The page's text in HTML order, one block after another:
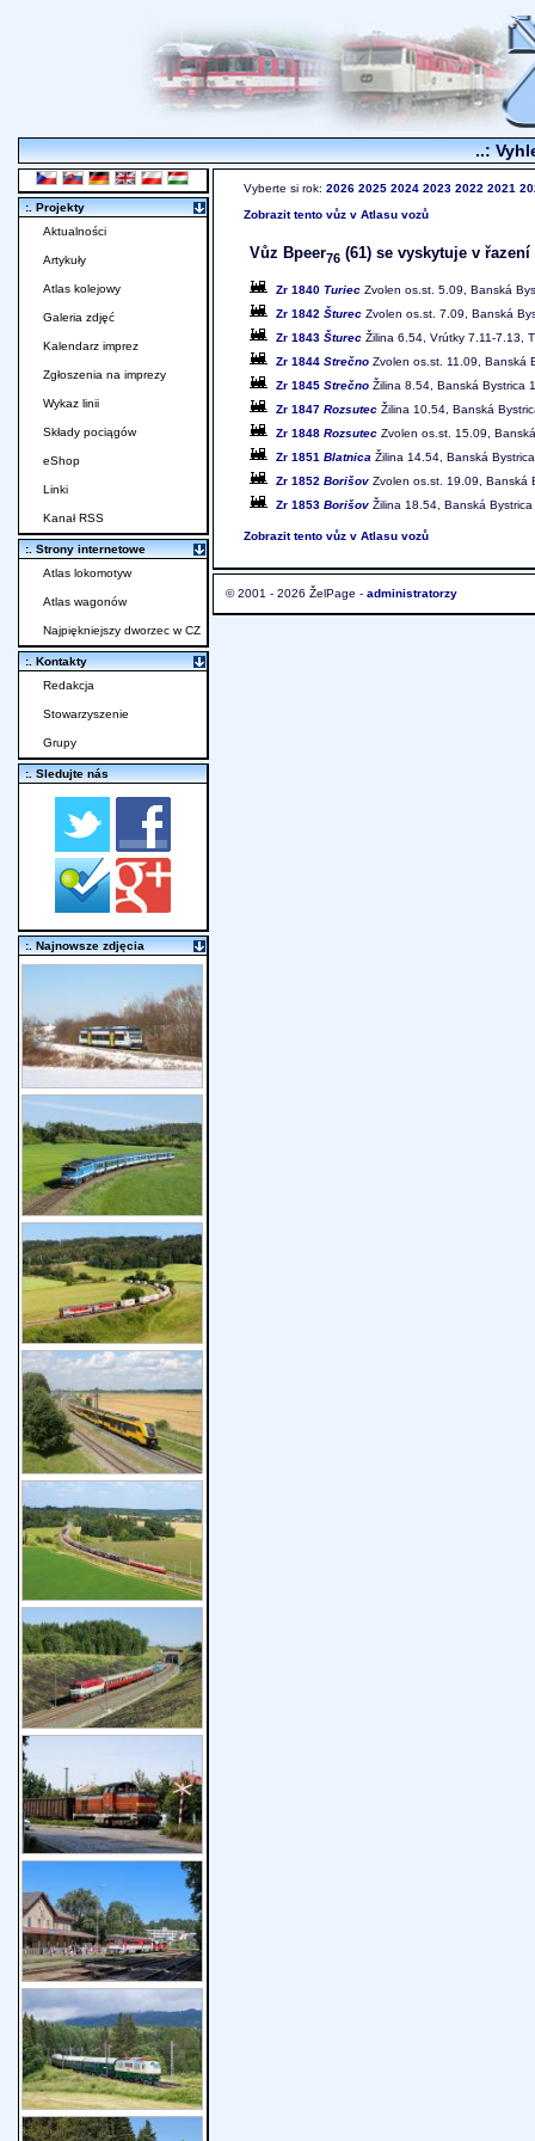
..:
Vyberte si rok: 2026 2025 2024 2023 2022 2021
Zobrazit tento vůz v Atlasu vozů
Vůz Bpeer76 (61) se vyskytuje v
Zr 1840 Turiec Zvolen os.st. 5.09, Banská
Zr 1842 Šturec Zvolen os.st. 7.09, Banská
Zr 1843 Šturec Žilina 6.54, Vrútky 7.11-7.13,
Zr 1844 Strečno Zvolen os.st. 11.09, Banská
Zr 1845 Strečno Žilina 8.54, Banská Bystrica
Zr 1847 Rozsutec Žilina 10.54, Banská
Zr 1848 Rozsutec Zvolen os.st. 15.09,
Zr 1851 Blatnica Žilina 14.54, Banská
Zr 1852 Borišov Zvolen os.st. 19.09, Banská
Zr 1853 Borišov Žilina 18.54, Banská
Zobrazit tento vůz v Atlasu vozů
© 2001 - 2026 ŽelPage - administratorzy
:. Projekty
Aktualności
Artykuły
Atlas kolejowy
Galeria zdjęć
Kalendarz imprez
Zgłoszenia na imprezy
Wykaz linii
Składy pociągów
eShop
Linki
Kanał RSS
:. Strony internetowe
Atlas lokomotyw
Atlas wagonów
Najpiękniejszy dworzec w CZ
:. Kontakty
Redakcja
Stowarzyszenie
Grupy
:. Sledujte nás
:. Najnowsze zdjęcia